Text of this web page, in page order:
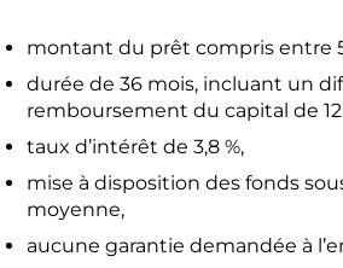
montant du prêt compris entre
durée de 36 mois, incluant un
remboursement du capital de
taux d’intérêt de 3,8 %,
mise à disposition des fonds
moyenne,
aucune garantie demandée à